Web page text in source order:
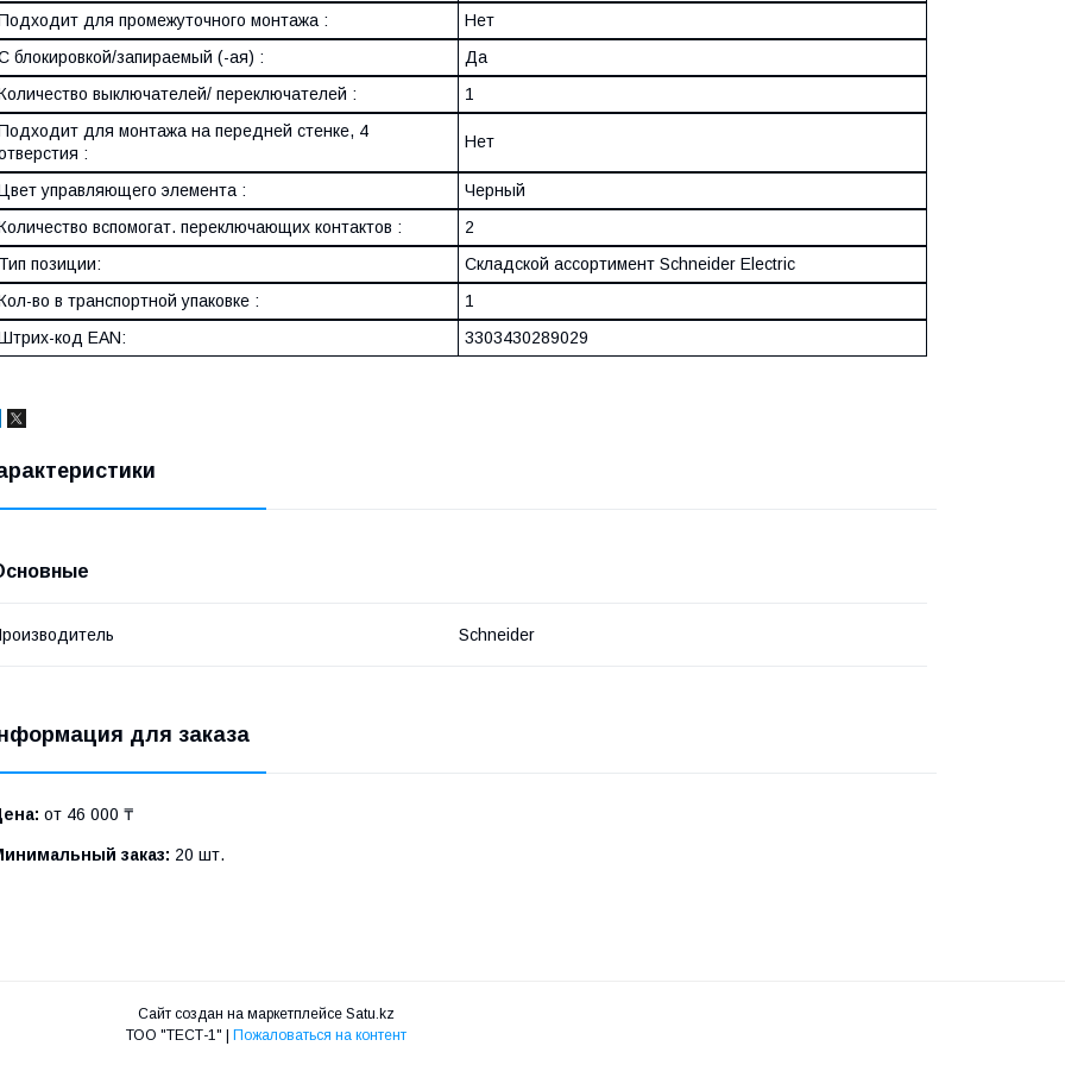
для промежуточного монтажа :
Нет
блокировкой/запираемый (-ая) :
Да
выключателей/ переключателей :
1
для монтажа на передней стенке, 4
:
Нет
управляющего элемента :
Черный
вспомогат. переключающих контактов :
2
позиции:
Складской ассортимент Schneider Electric
во в транспортной упаковке :
1
код EAN:
3303430289029
Schneider
для заказа
от 46 000 ₸
заказ: 20 шт.
Сайт создан на маркетплейсе Satu.kz
Пожаловаться на контент